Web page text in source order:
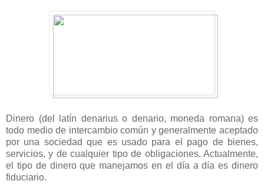
Dinero (del latín denarius o denario, moneda romana) es
todo medio de intercambio común y generalmente aceptado
por una sociedad que es usado para el pago de bienes,
servicios, y de cualquier tipo de obligaciones. Actualmente,
el tipo de dinero que manejamos en el día a día es dinero
fiduciario.